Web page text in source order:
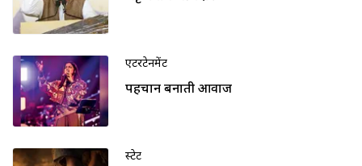
एंटरटेनमेंट
पहचान बनाती आवाज
स्टेट